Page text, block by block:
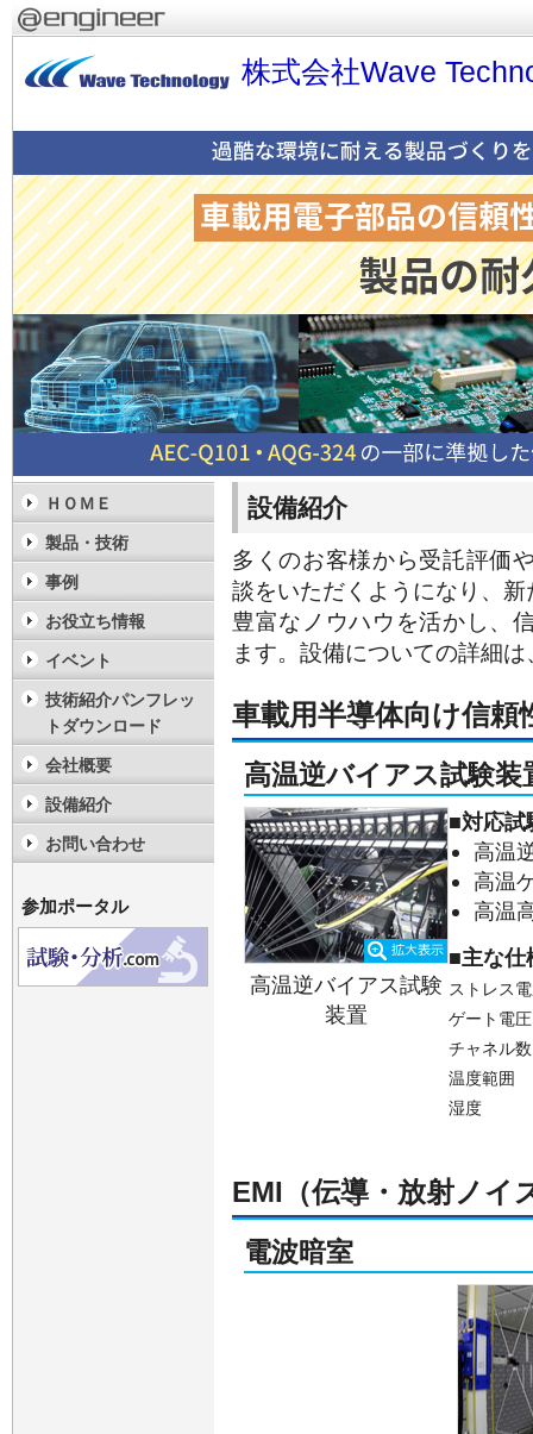
株式会社Wave
設備紹介
多くのお客様から受託評価
談をいただくようになり、
豊富なノウハウを活かし、
ます。設備についての詳細
車載用半導体向け信頼
高温逆バイアス試験装
高温逆バイアス試験
装置
■対応試
高温
高温
高温
■主な仕
ストレス
ゲート電
チャネル数
温度範囲
湿度
EMI（伝導・放射ノイ
電波暗室
ＨＯＭＥ
製品・技術
事例
お役立ち情報
イベント
技術紹介パンフレッ
トダウンロード
会社概要
設備紹介
お問い合わせ
参加ポータル